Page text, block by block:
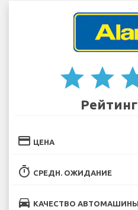
star star
credit_card ЦЕНА
timer СРЕДН. ОЖИДАНИЕ
directions_car КАЧЕСТВО АВТОМАШИНЫ